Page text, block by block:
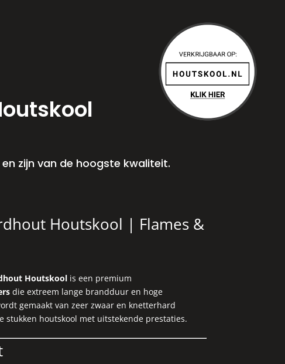
zijn van de hoogste kwaliteit.
Houtskool | Flames &
Houtskool is een premium
die extreem lange brandduur en hoge
gemaakt van zeer zwaar en knetterhard
houtskool met uitstekende prestaties.